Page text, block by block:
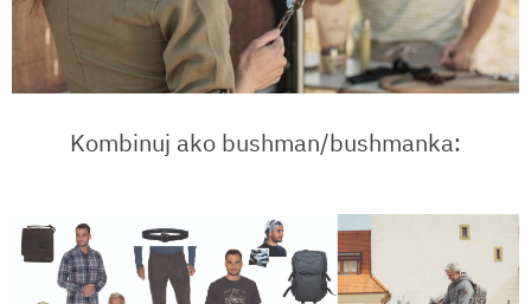
Kombinuj ako bushman/bushmanka: